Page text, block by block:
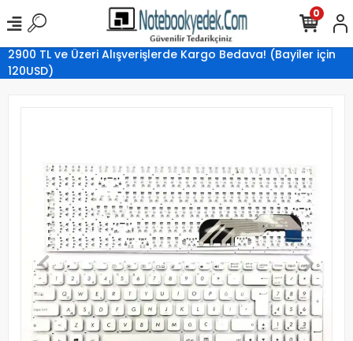
2900 TL ve Üzeri Alışverişlerde Kargo Bedava! (Bayiler için
120USD)
0